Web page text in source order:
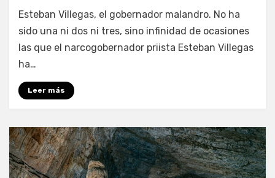
por Fernando Miranda Servín
Esteban Villegas, el gobernador malandro. No ha
sido una ni dos ni tres, sino infinidad de ocasiones
las que el narcogobernador priista Esteban Villegas
ha…
Leer más